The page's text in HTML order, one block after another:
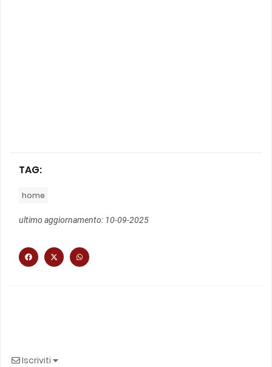
TAG:
home
ultimo aggiornamento: 10-09-2025
Iscriviti